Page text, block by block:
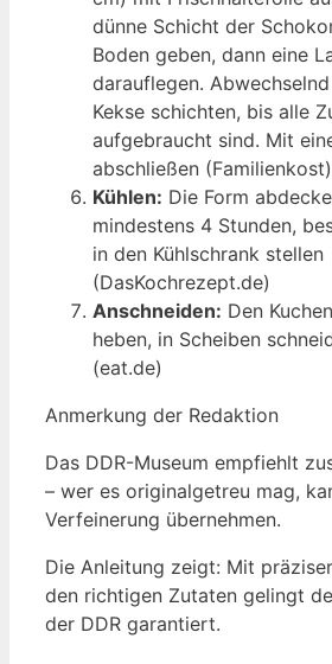
dünne Schicht der
Boden geben, dann eine
darauflegen.
Kekse schichten, bis alle
aufgebraucht sind. Mit
abschließen (Familienkost)
Kühlen: Die Form
mindestens 4 Stunden,
in den Kühlschrank stellen
(DasKochrezept.de)
Anschneiden: Den
heben, in Scheiben
(eat.de)
Anmerkung der Redaktion
Das DDR-Museum empfiehlt
– wer es originalgetreu mag,
Verfeinerung übernehmen.
Die Anleitung zeigt: Mit
den richtigen Zutaten gelingt
der DDR garantiert.